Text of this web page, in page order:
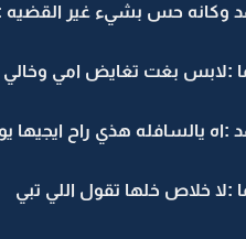
وكانه حس بشيء غير القضيه
:لابس بغت تغايض امي
:اه يالسافله هذي راح ايجيها
:لا خلاص خلها تقول اللي تبي